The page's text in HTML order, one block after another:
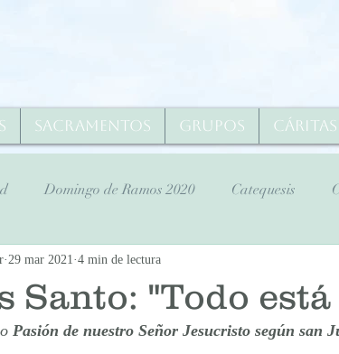
Sacramentos Grupos Cáritas
Domingo de Ramos 2020 Catequesis
Santa Domingo de Ramos 2020
Santo 2020 Viernes Santo 2020
Santo: "Todo
29 mar 2021 4 min de lectura
Pasión de nuestro Señor Jesucristo según san